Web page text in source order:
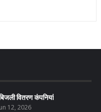
वितरण कंपनियां
12, 2026